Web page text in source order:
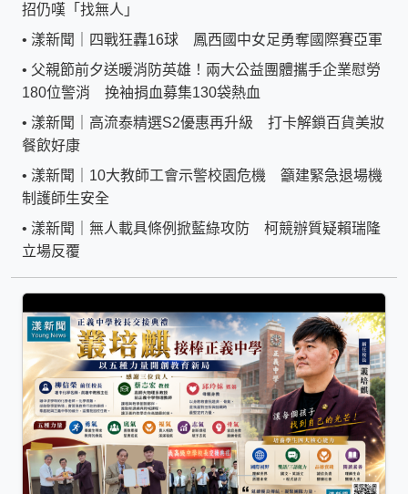
招仍嘆「找無人」
• 漾新聞｜四戰狂轟16球 鳳西國中女足勇奪國際賽亞軍
• 父親節前夕送暖消防英雄！兩大公益團體攜手企業慰勞
180位警消 挽袖捐血募集130袋熱血
• 漾新聞｜高流泰精選S2優惠再升級 打卡解鎖百貨美妝
餐飲好康
• 漾新聞｜10大教師工會示警校園危機 籲建緊急退場機
制護師生安全
• 漾新聞｜無人載具條例掀藍綠攻防 柯競辦質疑賴瑞隆
立場反覆